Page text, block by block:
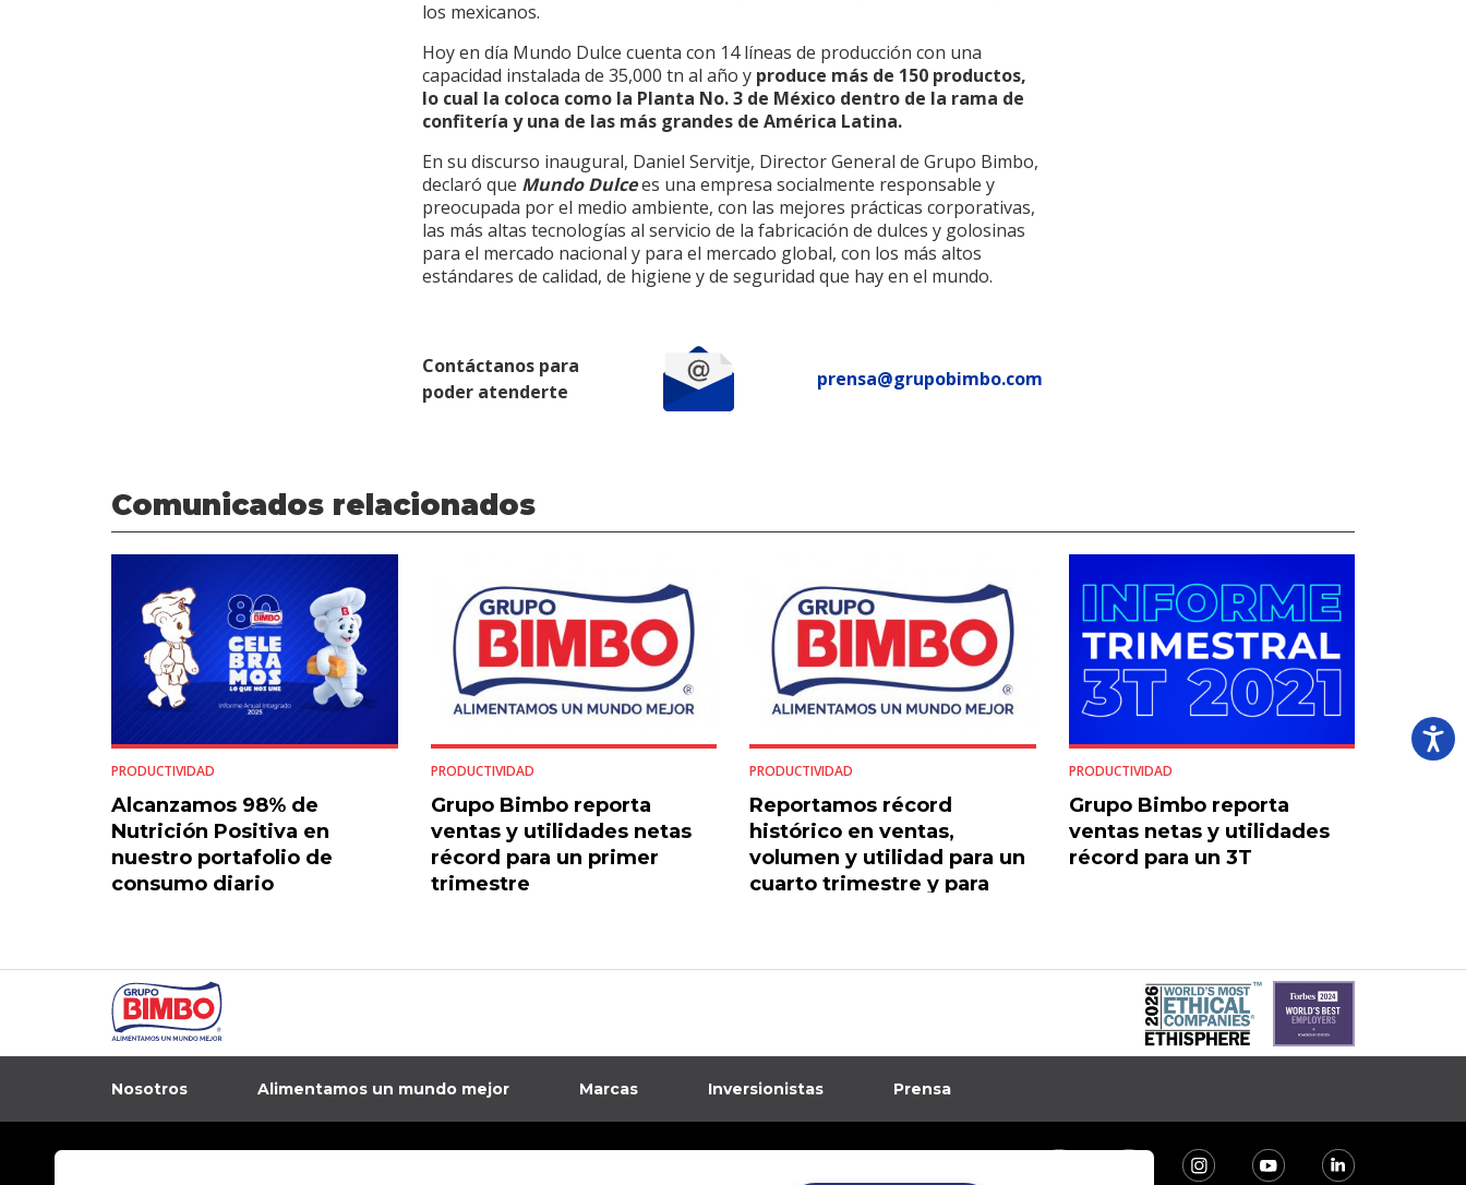
los mexicanos.
Hoy en día Mundo Dulce cuenta con 14 líneas de producción con una
capacidad instalada de 35,000 tn al año y produce más de 150 productos,
lo cual la coloca como la Planta No. 3 de México dentro de la rama de
confitería yuna de las más grandes de América Latina.
En su discurso inaugural, Daniel Servitje, Director General de Grupo Bimbo,
declaró que Mundo Dulcees una empresa socialmente responsable y
preocupada por el medio ambiente, con las mejores prácticas corporativas,
las más altas tecnologías al servicio de la fabricación de dulces y golosinas
para el mercado nacional y para el mercado global, con los más altos
estándares de calidad, de higiene y de seguridad que hay en el mundo.
Contáctanos para
poder atenderte
prensa@grupobimbo.com
Comunicados relacionados
PRODUCTIVIDAD
Alcanzamos 98% de
Nutrición Positiva en
nuestro portafolio de
consumo diario
PRODUCTIVIDAD
Grupo Bimbo reporta
ventas y utilidades netas
récord para un primer
trimestre
PRODUCTIVIDAD
Reportamos récord
histórico en ventas,
volumen y utilidad para un
cuarto trimestre y para
PRODUCTIVIDAD
Grupo Bimbo reporta
ventas netas y utilidades
récord para un 3T
Nosotros Alimentamos un mundo mejor Marcas Inversionistas Prensa